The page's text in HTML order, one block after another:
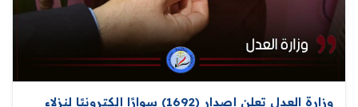
وزارة العدل تعلن إصدار (1692) سوارًا إلكترونيًا لنزلاء